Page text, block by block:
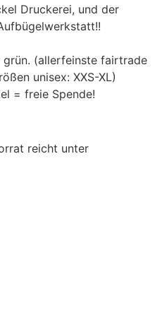
Druckerei, und der
(allerfeinste fairtrade
unisex: XXS-XL)
= freie Spende!
reicht unter